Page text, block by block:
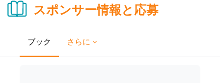
スポンサー情報と応募
ブック さらに